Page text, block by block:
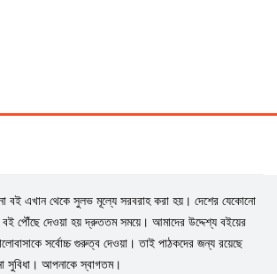
বই এখান থেকে সুলভ মূল্যে সরবরাহ করা হয়। দেশের যেকোনো
বই পৌঁছে দেওয়া হয় দ্রুততম সময়ে। আমাদের উদ্দেশ্য বইয়ের
সর্বোচ্চ গুরুত্ব দেওয়া। তাই পাঠকদের জন্য রয়েছে
সুবিধা। আপনাকে স্বাগতম।